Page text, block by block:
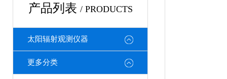
产品列表 / PRODUCTS
太阳辐射观测仪器
更多分类